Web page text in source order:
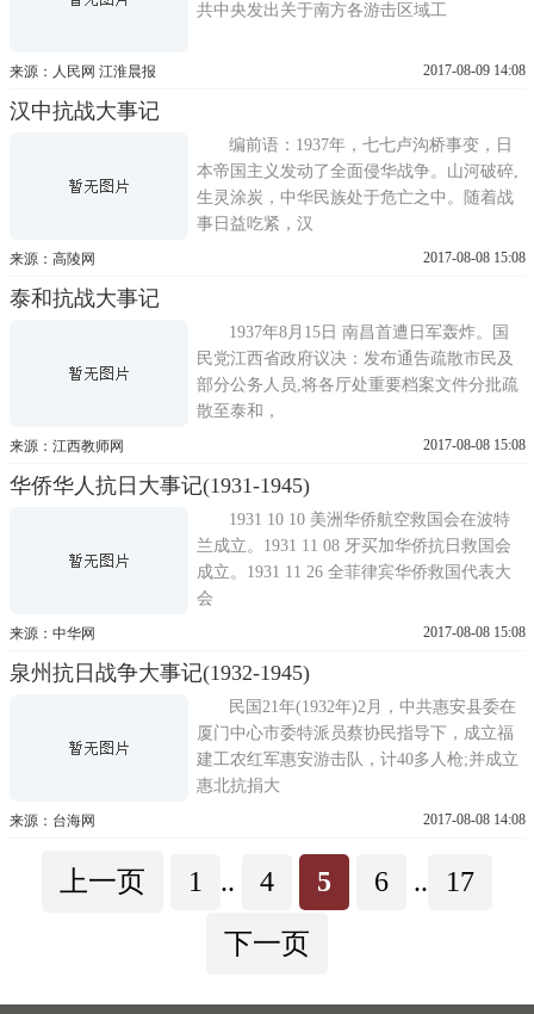
共中央发出关于南方各游击区域工
来源：人民网 江淮晨报 2017-08-09 14:08
汉中抗战大事记
编前语：1937年，七七卢沟桥事变，日
本帝国主义发动了全面侵华战争。山河破碎,
生灵涂炭，中华民族处于危亡之中。随着战
事日益吃紧，汉
来源：高陵网 2017-08-08 15:08
泰和抗战大事记
1937年8月15日 南昌首遭日军轰炸。国
民党江西省政府议决：发布通告疏散市民及
部分公务人员,将各厅处重要档案文件分批疏
散至泰和，
来源：江西教师网 2017-08-08 15:08
华侨华人抗日大事记(1931-1945)
1931 10 10 美洲华侨航空救国会在波特
兰成立。1931 11 08 牙买加华侨抗日救国会
成立。1931 11 26 全菲律宾华侨救国代表大
会
来源：中华网 2017-08-08 15:08
泉州抗日战争大事记(1932-1945)
民国21年(1932年)2月，中共惠安县委在
厦门中心市委特派员蔡协民指导下，成立福
建工农红军惠安游击队，计40多人枪;并成立
惠北抗捐大
来源：台海网 2017-08-08 14:08
上一页 1 .. 4 5 6 ..
17
下一页